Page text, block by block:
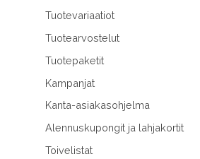
Tuotevariaatiot
Tuotearvostelut
Tuotepaketit
Kampanjat
Kanta-asiakasohjelma
Alennuskupongit ja lahjakortit
Toivelistat